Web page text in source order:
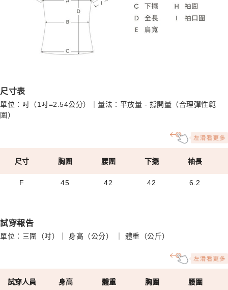
尺寸表
單位：吋（1吋=2.54公分）｜量法：平放量 - 撐開量（合理彈性範
圍）
尺寸 胸圍 腰圍 下擺 袖長
F 45 42 42 6.2
試穿報告
單位：三圍（吋）｜ 身高（公分） ｜ 體重（公斤）
試穿人員 身高 體重 胸圍 腰圍